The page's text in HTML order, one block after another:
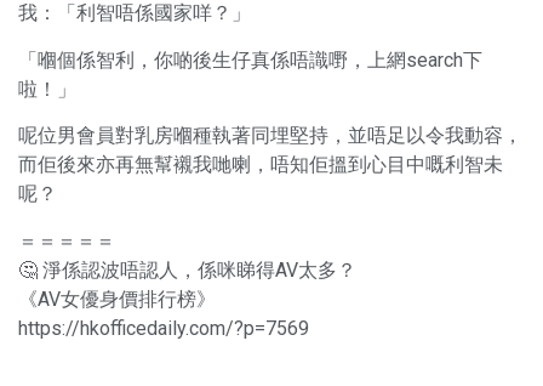
我：「利智唔係國家咩？」
「嗰個係智利，你啲後生仔真係唔識嘢，上網search下
啦！」
呢位男會員對乳房嗰種執著同埋堅持，並唔足以令我動容，
而佢後來亦再無幫襯我哋喇，唔知佢搵到心目中嘅利智未
呢？
＝＝＝＝＝
🤔 淨係認波唔認人，係咪睇得AV太多？
《AV女優身價排行榜》
https://hkofficedaily.com/?p=7569